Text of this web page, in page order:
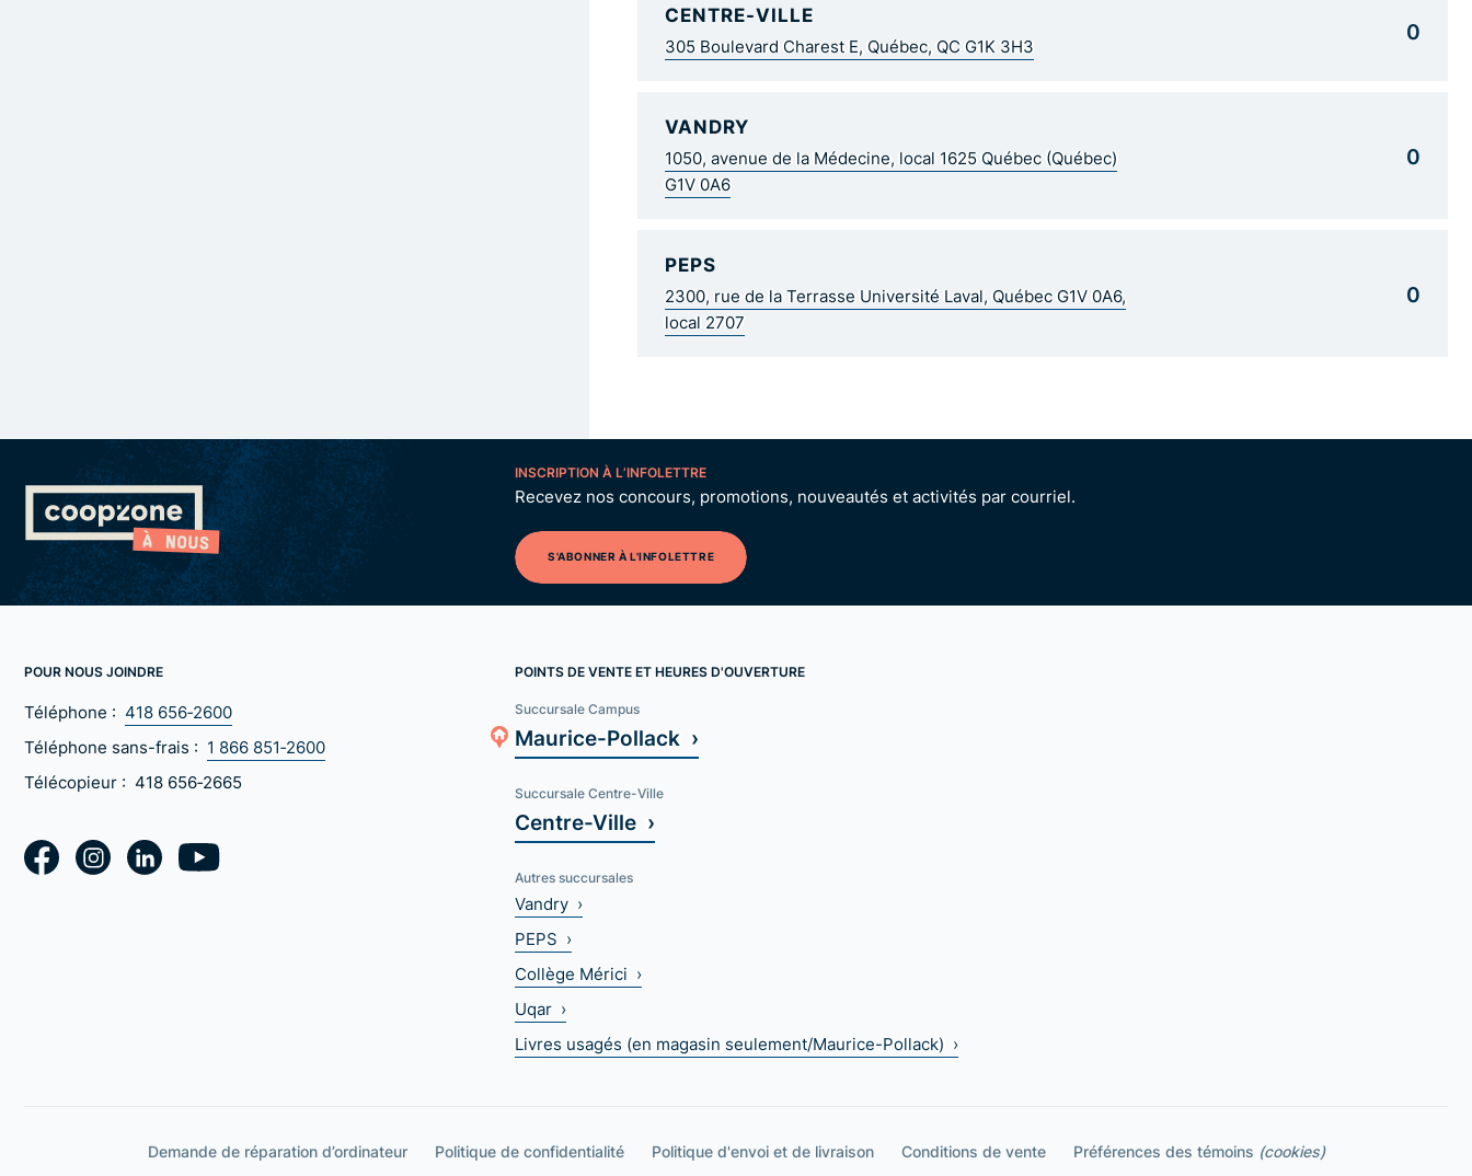
CENTRE-VILLE
305 Boulevard Charest E, Québec, QC G1K 3H3
0
VANDRY
1050, avenue de la Médecine, local 1625 Québec (Québec)
G1V 0A6
0
PEPS
2300, rue de la Terrasse Université Laval, Québec G1V 0A6,
local 2707
0
INSCRIPTION À L’INFOLETTRE
Recevez nos concours, promotions, nouveautés et activités par courriel.
S'ABONNER À L'INFOLETTRE
POUR NOUS JOINDRE
Téléphone : 418 656‑2600
Téléphone sans-frais : 1 866 851‑2600
Télécopieur : 418 656‑2665
POINTS DE VENTE ET HEURES D'OUVERTURE
Succursale Campus
Maurice-Pollack ›
Succursale Centre-Ville
Centre-Ville ›
Autres succursales
Vandry ›
PEPS ›
Collège Mérici ›
Uqar ›
Livres usagés (en magasin seulement/Maurice-Pollack) ›
Demande de réparation d’ordinateur Politique de confidentialité Politique d'envoi et de livraison Conditions de vente Préférences des témoins (cookies)